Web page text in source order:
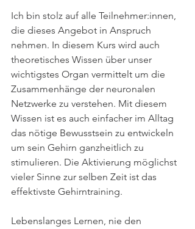
Ich bin stolz auf alle Teilnehmer:innen,
die dieses Angebot in Anspruch
nehmen. In diesem Kurs wird auch
theoretisches Wissen über unser
wichtigstes Organ vermittelt um die
Zusammenhänge der neuronalen
Netzwerke zu verstehen. Mit diesem
Wissen ist es auch einfacher im Alltag
das nötige Bewusstsein zu entwickeln
um sein Gehirn ganzheitlich zu
stimulieren. Die Aktivierung möglichst
vieler Sinne zur selben Zeit ist das
effektivste Gehirntraining.
Lebenslanges Lernen, nie den